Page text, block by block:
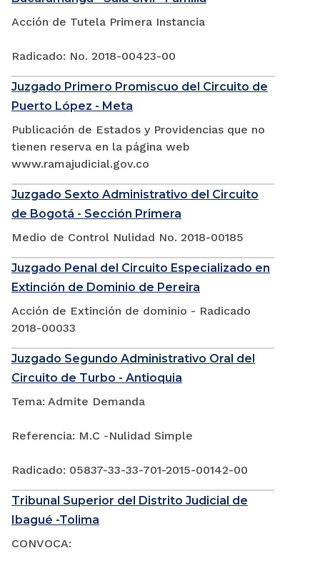
Acción de Tutela Primera Instancia
Radicado: No. 2018-00423-00
Juzgado Primero Promiscuo del Circuito de
Puerto López - Meta
Publicación de Estados y Providencias que no
tienen reserva en la página web
www.ramajudicial.gov.co
Juzgado Sexto Administrativo del Circuito
de Bogotá - Sección Primera
Medio de Control Nulidad No. 2018-00185
Juzgado Penal del Circuito Especializado en
Extinción de Dominio de Pereira
Acción de Extinción de dominio - Radicado
2018-00033
Juzgado Segundo Administrativo Oral del
Circuito de Turbo - Antioquia
Tema: Admite Demanda
Referencia: M.C -Nulidad Simple
Radicado: 05837-33-33-701-2015-00142-00
Tribunal Superior del Distrito Judicial de
Ibagué -Tolima
CONVOCA: